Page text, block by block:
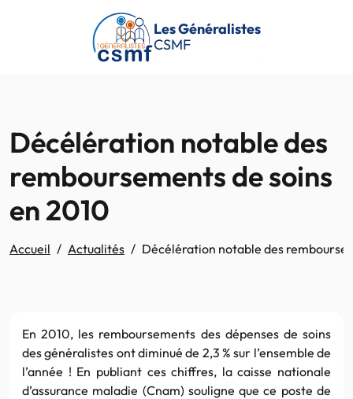
Passer au contenu principal
Les Généralistes
CSMF
Décélération notable des
remboursements de soins
en 2010
Accueil Actualités Décélération notable des
En 2010, les remboursements des dépenses de soins
des généralistes ont diminué de 2,3 % sur l’ensemble de
l’année ! En publiant ces chiffres, la caisse nationale
d’assurance maladie (Cnam) souligne que ce poste de